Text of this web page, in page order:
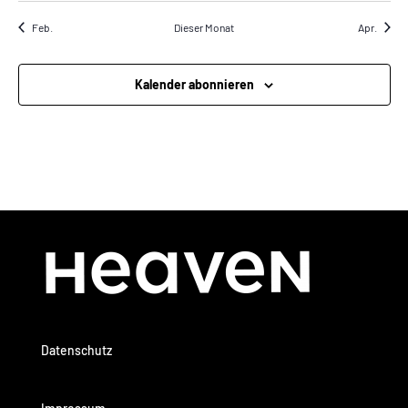
Feb. Dieser Monat Apr.
Kalender abonnieren
Datenschutz